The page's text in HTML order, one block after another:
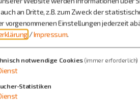
an Dritte, z.B. zum Zweck der
vorgenommenen Einstellungen jederzeit
/Impressum.
notwendige Cookies (immer erforderlich)
Statistiken